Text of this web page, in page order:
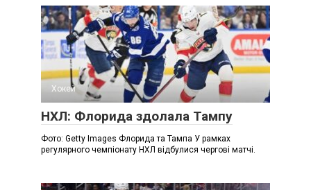
Хокей
НХЛ: Флорида здолала Тампу
Фото: Getty Images Флорида та Тампа У рамках
регулярного чемпіонату НХЛ відбулися чергові матчі.